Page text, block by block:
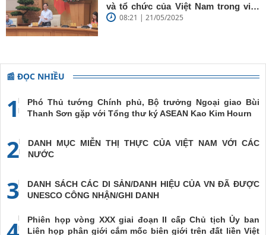
và tổ chức của Việt Nam trong việc
đề cao chủ nghĩa đa phương, đoàn
08:21 | 21/05/2025
📰 ĐỌC NHIỀU
1
Phó Thủ tướng Chính phủ, Bộ trưởng Ngoại giao Bùi
Thanh Sơn gặp với Tổng thư ký ASEAN Kao Kim Hourn
2
DANH MỤC MIỄN THỊ THỰC CỦA VIỆT NAM VỚI CÁC
NƯỚC
3
DANH SÁCH CÁC DI SẢN/DANH HIỆU CỦA VN ĐÃ ĐƯỢC
UNESCO CÔNG NHẬN/GHI DANH
Phiên họp vòng XXX giai đoạn II cấp Chủ tịch Ủy ban
Liên họp phân giới cắm mốc biên giới trên đất liền Việt